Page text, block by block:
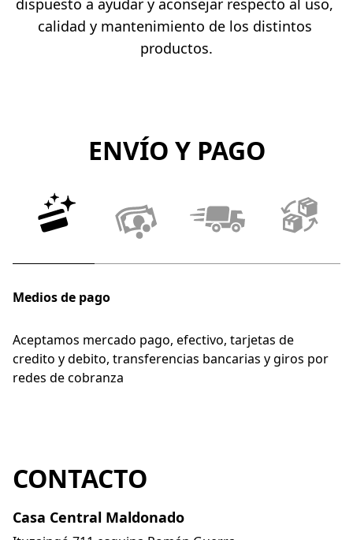
dispuesto a ayudar y aconsejar respecto al uso,
calidad y mantenimiento de los distintos
productos.
ENVÍO Y PAGO
Medios de pago
Aceptamos mercado pago, efectivo, tarjetas de
credito y debito, transferencias bancarias y giros por
redes de cobranza
CONTACTO
Casa Central Maldonado